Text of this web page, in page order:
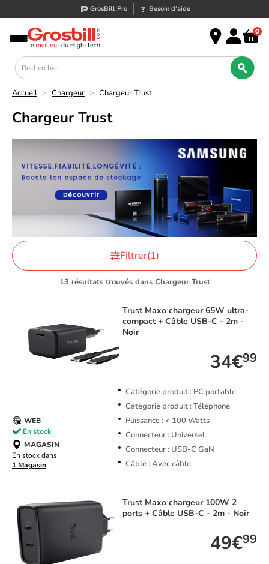
GrosBill Pro Besoin d’aide
0
Accueil > Chargeur > Chargeur Trust
Chargeur Trust
13 résultats trouvés dans Chargeur Trust
Filtrer(1)
Trust Maxo chargeur 65W ultra-
compact + Câble USB-C - 2m -
Noir
34€99
Catégorie produit : PC portable
Catégorie produit : Téléphone
Puissance : < 100 Watts
Connecteur : Universel
Connecteur : USB-C GaN
Câble : Avec câble
WEB
En stock
MAGASIN
En stock dans
1 Magasin
Trust Maxo chargeur 100W 2
ports + Câble USB-C - 2m - Noir
49€99